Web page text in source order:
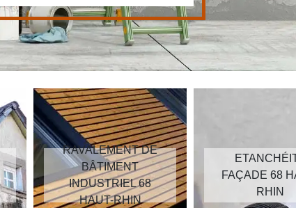
RAVALEMENT DE
BÂTIMENT
INDUSTRIEL 68
HAUT-RHIN
FAÇADE 68
RHIN